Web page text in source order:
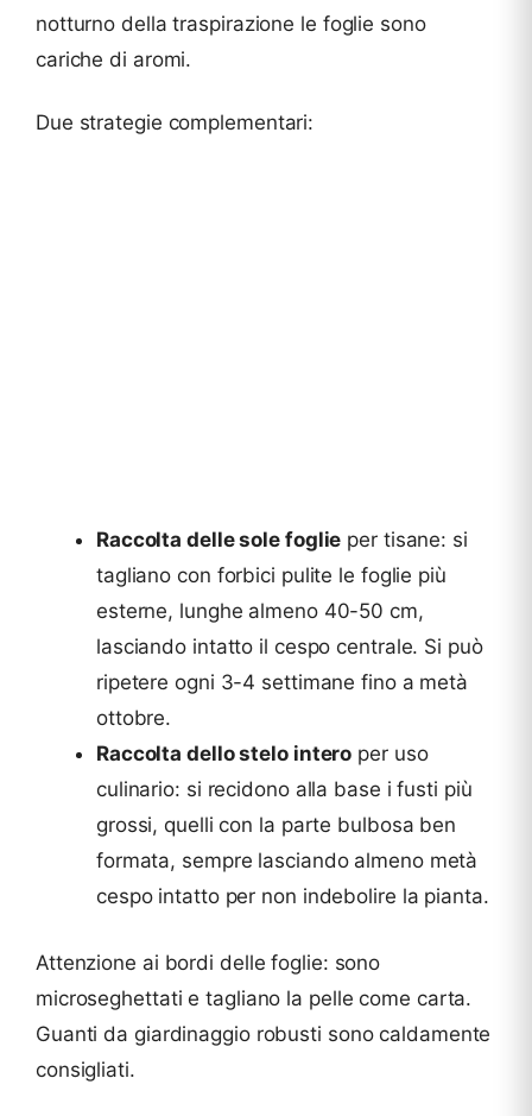
notturno della traspirazione le foglie sono
cariche di aromi.
Due strategie complementari:
Raccolta delle sole foglie per tisane: si
tagliano con forbici pulite le foglie più
esterne, lunghe almeno 40-50 cm,
lasciando intatto il cespo centrale. Si può
ripetere ogni 3-4 settimane fino a metà
ottobre.
Raccolta dello stelo intero per uso
culinario: si recidono alla base i fusti più
grossi, quelli con la parte bulbosa ben
formata, sempre lasciando almeno metà
cespo intatto per non indebolire la pianta.
Attenzione ai bordi delle foglie: sono
microseghettati e tagliano la pelle come carta.
Guanti da giardinaggio robusti sono caldamente
consigliati.